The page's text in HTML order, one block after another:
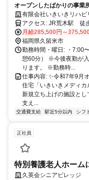
オープンしたばかりの事業
施設で看護・ケア業務✨
有限会社いきいきリハビ
アクセス: JR荒木駅 徒歩3分 マイカー通勤OK！無料駐車場完備！✨
月給285,500円～
福岡県久留米市
勤務時間・曜日: ・7:00
憩60分） ※今後夜勤が
ります。 ※勤務時...
仕事内容: ✨令和7年9月
住宅「いきいきメディ
新規立ち上げの施設と
支え...
交通費支給 駅近5分以内 シフ
正社員
特別養護老人ホーム
久英会シニアビレッジ